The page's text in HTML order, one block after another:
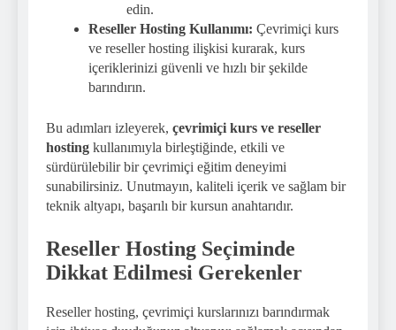
edin.
Reseller Hosting Kullanımı: Çevrimiçi kurs
ve reseller hosting ilişkisi kurarak, kurs
içeriklerinizi güvenli ve hızlı bir şekilde
barındırın.
Bu adımları izleyerek, çevrimiçi kurs ve reseller
hosting kullanımıyla birleştiğinde, etkili ve
sürdürülebilir bir çevrimiçi eğitim deneyimi
sunabilirsiniz. Unutmayın, kaliteli içerik ve sağlam bir
teknik altyapı, başarılı bir kursun anahtarıdır.
Reseller Hosting Seçiminde
Dikkat Edilmesi Gerekenler
Reseller hosting, çevrimiçi kurslarınızı barındırmak